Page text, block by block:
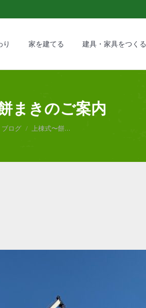
り 家を建てる 建具・家具をつくる
まきのご案内
here:
ブログ 上棟式〜餅…